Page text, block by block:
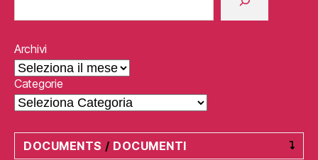
Archivi
Categorie
DOCUMENTS / DOCUMENTI